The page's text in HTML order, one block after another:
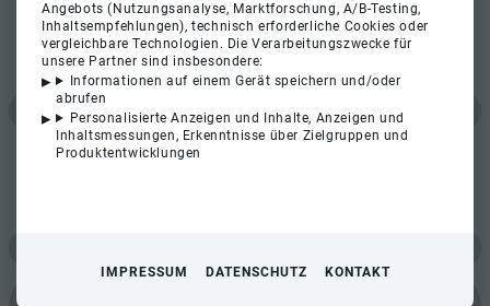
Angebots (Nutzungsanalyse, Marktforschung, A/B-Testing,
Inhaltsempfehlungen), technisch erforderliche Cookies oder
vergleichbare Technologien. Die Verarbeitungszwecke für
unsere Partner sind insbesondere:
Informationen auf einem Gerät speichern und/oder
abrufen
Personalisierte Anzeigen und Inhalte, Anzeigen und
Inhaltsmessungen, Erkenntnisse über Zielgruppen und
Produktentwicklungen
IMPRESSUM DATENSCHUTZ KONTAKT